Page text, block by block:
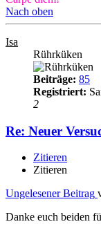
Nach oben
Isa
Rührküken
Beiträge: 85
Registriert:
2
Re: Neuer
Zitieren
Zitieren
Ungelesener Beitrag
Danke euch beiden